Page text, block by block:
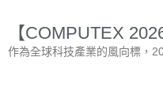
【COMPUTEX
作為全球科技產業的風向標，